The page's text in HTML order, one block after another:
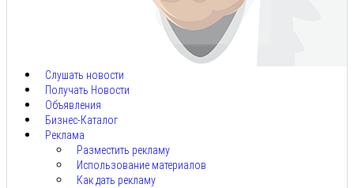
Слушать новости
Получать Новости
Объявления
Бизнес-Каталог
Реклама
Разместить рекламу
Использование материалов
Как дать рекламу